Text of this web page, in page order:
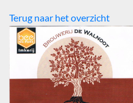
Terug naar het overzicht